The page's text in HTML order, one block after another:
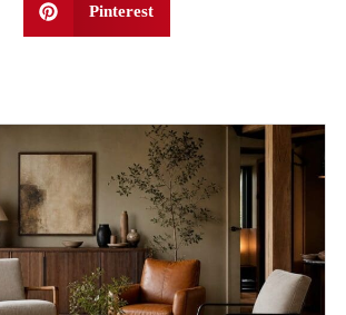
Pinterest